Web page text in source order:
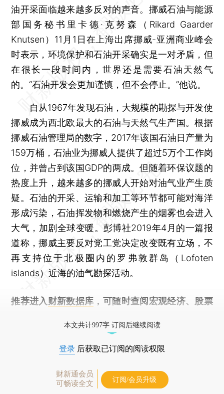
油开采面临越来越多反对的声音。挪威石油与能源
部国务秘书里卡德·克努森（Rikard Gaarder
Knutsen）11月1日在上海出席挪威-亚洲商业峰会
时表示，环境保护和石油开采确实是一对矛盾，但
在很长一段时间内，世界还是需要石油天然气
的。“石油开发会更加谨慎，但不会停止。”他说。
自从1967年发现石油，大规模的勘探与开发使
挪威成为西北欧最大的石油与天然气生产国。根据
挪威石油管理局的数字，2017年该国石油日产量为
159万桶，石油业为挪威人提供了超过5万个工作岗
位，并曾占到该国GDP的两成。但随着环保议题的
热度上升，越来越多的挪威人开始对油气业产生质
疑。石油的开采、运输和加工等环节都可能对海洋
形成污染，石油挥发物和燃烧产生的烟雾也会进入
大气，加剧全球变暖。彭博社2019年4月的一篇报
道称，挪威主要反对党工党决定改变既有立场，不
再支持位于北极圈内的罗弗敦群岛（Lofoten
islands）近海的油气勘探活动。
推荐进入 财新数据库 ，可随时查阅宏观经济、股票
本文共计997字 订阅后继续阅读
登录 后获取已订阅的阅读权限
财新通会员
可畅读全文
订阅/会员升级